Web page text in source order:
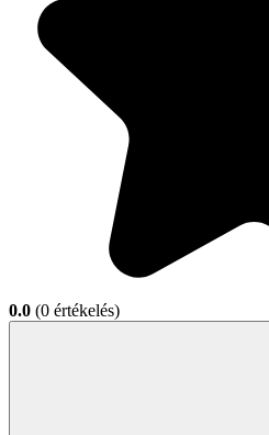
0.0 (0 értékelés)